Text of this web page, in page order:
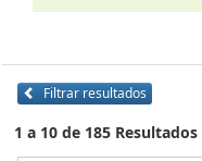
Filtrar resultados
1 a 10 de 185 Resultados